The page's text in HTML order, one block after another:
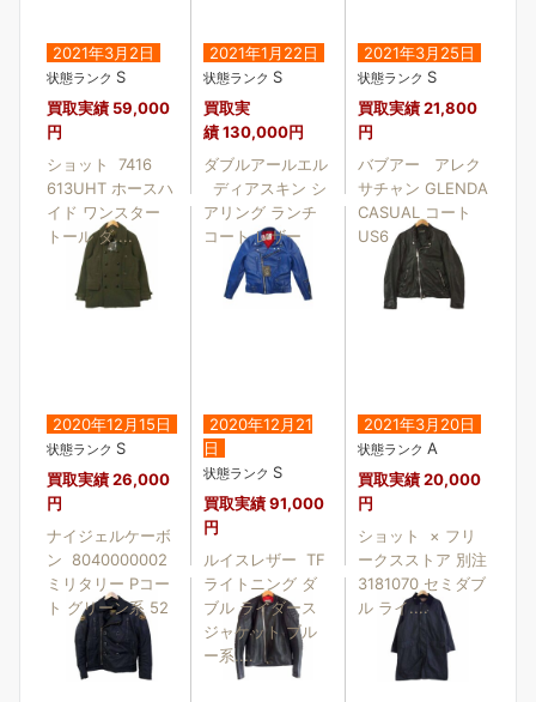
2021年3月2日
状態ランク S
買取実績 59,000
円
ショット 7416
613UHT ホースハ
イド ワンスター
トール ダ....
2021年1月22日
状態ランク S
買取実
績130,000円
ダブルアールエル
ディアスキン シ
アリング ランチ
コート レザー
2021年3月25日
状態ランク S
買取実績21,800
円
バブアー アレク
サチャン GLENDA
CASUAL コート
US6
2020年12月15日
状態ランク S
買取実績26,000
円
ナイジェルケーボ
ン 8040000002
ミリタリー Pコー
ト グリーン系 52
2020年12月21
日
状態ランク S
買取実績91,000
円
ルイスレザー TF
ライトニング ダ
ブル ライダース
ジャケット ブル
ー系....
2021年3月20日
状態ランク A
買取実績20,000
円
ショット × フリ
ークスストア 別注
3181070 セミダブ
ル ライ....